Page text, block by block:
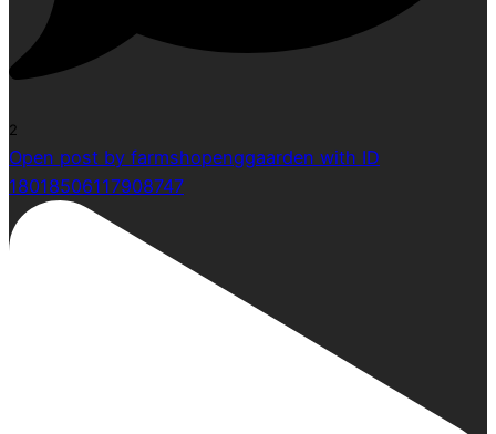
2
Open post by farmshopenggaarden with ID
18018506117908747